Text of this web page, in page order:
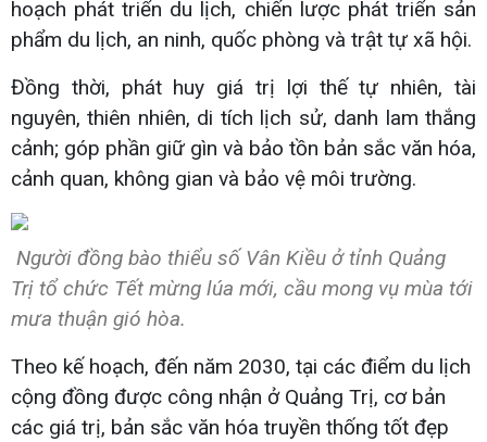
hoạch phát triển du lịch, chiến lược phát triển sản
phẩm du lịch, an ninh, quốc phòng và trật tự xã hội.
Đồng thời, phát huy giá trị lợi thế tự nhiên, tài
nguyên, thiên nhiên, di tích lịch sử, danh lam thắng
cảnh; góp phần giữ gìn và bảo tồn bản sắc văn hóa,
cảnh quan, không gian và bảo vệ môi trường.
Người đồng bào thiểu số Vân Kiều ở tỉnh Quảng
Trị tổ chức Tết mừng lúa mới, cầu mong vụ mùa tới
mưa thuận gió hòa.
Theo kế hoạch, đến năm 2030, tại các điểm du lịch
cộng đồng được công nhận ở Quảng Trị, cơ bản
các giá trị, bản sắc văn hóa truyền thống tốt đẹp